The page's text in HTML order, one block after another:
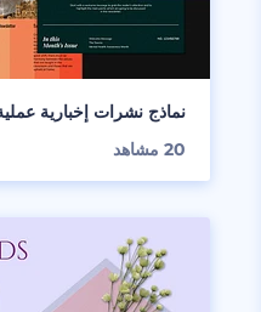
نماذج نشرات إخبارية
20 مشاهد